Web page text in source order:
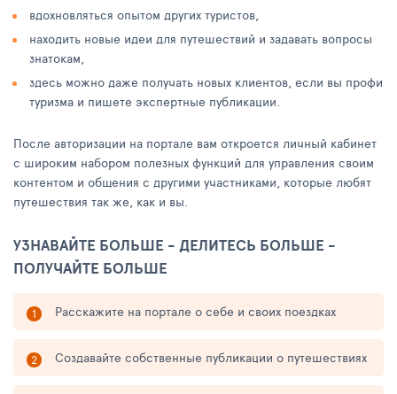
вдохновляться опытом других туристов,
находить новые идеи для путешествий и задавать вопросы
знатокам,
здесь можно даже получать новых клиентов, если вы профи
туризма и пишете экспертные публикации.
После авторизации на портале вам откроется личный кабинет
с широким набором полезных функций для управления своим
контентом и общения с другими участниками, которые любят
путешествия так же, как и вы.
УЗНАВАЙТЕ БОЛЬШЕ - ДЕЛИТЕСЬ БОЛЬШЕ -
ПОЛУЧАЙТЕ БОЛЬШЕ
Расскажите на портале о себе и своих поездках
Создавайте собственные публикации о путешествиях